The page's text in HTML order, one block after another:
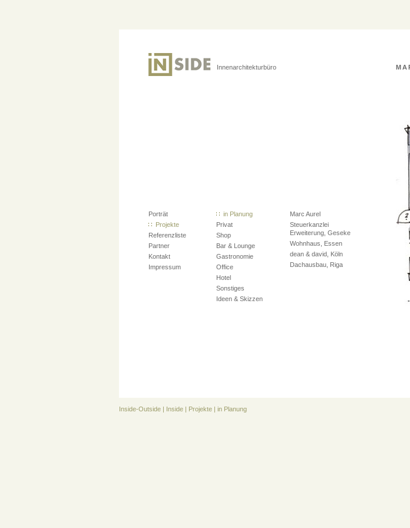
Innenarchitekturbüro
Porträt
Projekte
in Planung
Marc Aurel
Steuerkanzlei
Erweiterung, Geseke
Wohnhaus, Essen
dean & david, Köln
Dachausbau, Riga
Privat
Shop
Bar & Lounge
Gastronomie
Office
Hotel
Sonstiges
Ideen & Skizzen
Referenzliste
Partner
Kontakt
Impressum
Inside-Outside | Inside | Projekte | in Planung